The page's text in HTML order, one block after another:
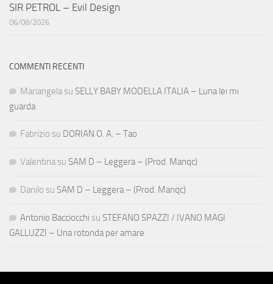
SIR PETROL – Evil Design
06/08/2026
COMMENTI RECENTI
Mariangela su SELLY BABY MODELLA ITALIA – Luna lei mi
guarda
Fabrizio su DORIAN O. A. – Tao
Valentina su SAM D – Leggera – (Prod. Manqc)
Danilo su SAM D – Leggera – (Prod. Manqc)
Antonio Bacciocchi su STEFANO SPAZZI / IVANO MAGI
GALLUZZI – Una rotonda per amare